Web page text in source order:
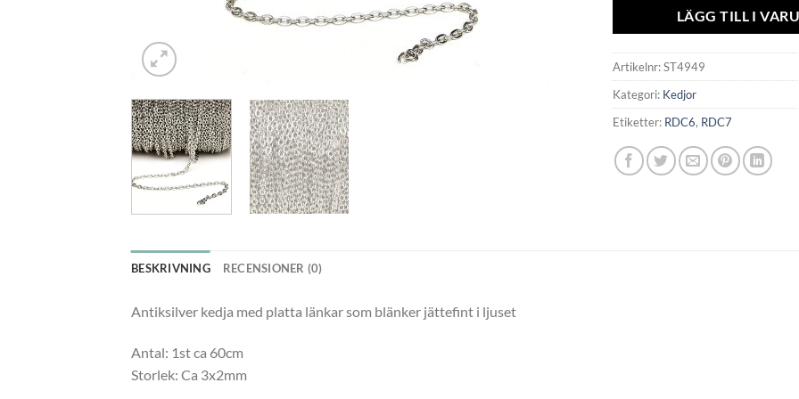
LÄGG TILL I
Artikelnr:ST4949
Kategori: Kedjor
Etiketter: RDC6, RDC7
BESKRIVNING RECENSIONER (0)
Antiksilver kedja med platta länkar som blänker jättefint i ljuset
Antal: 1st ca 60cm
Storlek: Ca 3x2mm